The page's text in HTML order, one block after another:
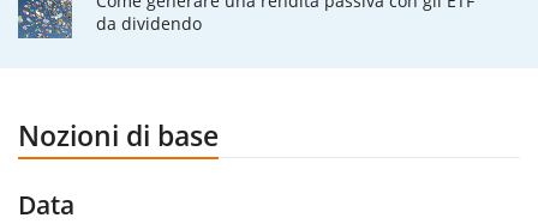
da dividendo
Nozioni di base
Data